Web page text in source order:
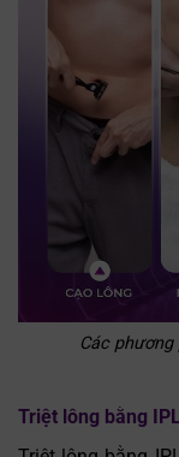
Các
Triệt lông bằng